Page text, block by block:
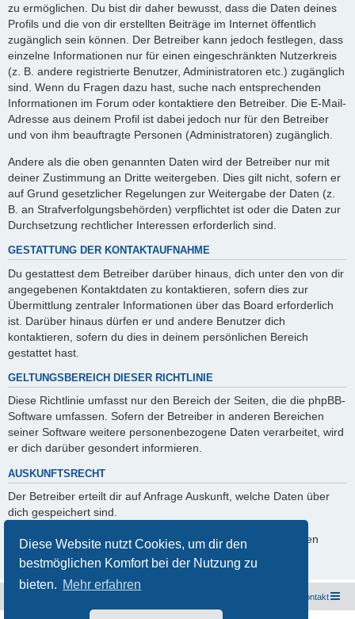
Diese Website nutzt Cookies, um dir den
bestmöglichen Komfort bei der Nutzung zu
bieten. Mehr erfahren
zu ermöglichen. Du bist dir daher bewusst, dass die Daten deines
Profils und die von dir erstellten Beiträge im Internet öffentlich
zugänglich sein können. Der Betreiber kann jedoch festlegen, dass
einzelne Informationen nur für einen eingeschränkten Nutzerkreis
(z. B. andere registrierte Benutzer, Administratoren etc.) zugänglich
sind. Wenn du Fragen dazu hast, suche nach entsprechenden
Informationen im Forum oder kontaktiere den Betreiber. Die E-Mail-
Adresse aus deinem Profil ist dabei jedoch nur für den Betreiber
und von ihm beauftragte Personen (Administratoren) zugänglich.
Andere als die oben genannten Daten wird der Betreiber nur mit
deiner Zustimmung an Dritte weitergeben. Dies gilt nicht, sofern er
auf Grund gesetzlicher Regelungen zur Weitergabe der Daten (z.
B. an Strafverfolgungsbehörden) verpflichtet ist oder die Daten zur
Durchsetzung rechtlicher Interessen erforderlich sind.
GESTATTUNG DER KONTAKTAUFNAHME
Du gestattest dem Betreiber darüber hinaus, dich unter den von dir
angegebenen Kontaktdaten zu kontaktieren, sofern dies zur
Übermittlung zentraler Informationen über das Board erforderlich
ist. Darüber hinaus dürfen er und andere Benutzer dich
kontaktieren, sofern du dies in deinem persönlichen Bereich
gestattet hast.
GELTUNGSBEREICH DIESER RICHTLINIE
Diese Richtlinie umfasst nur den Bereich der Seiten, die die phpBB-
Software umfassen. Sofern der Betreiber in anderen Bereichen
seiner Software weitere personenbezogene Daten verarbeitet, wird
er dich darüber gesondert informieren.
AUSKUNFTSRECHT
Der Betreiber erteilt dir auf Anfrage Auskunft, welche Daten über
dich gespeichert sind.
Du kannst jederzeit die Löschung bzw. Sperrung deiner Daten
verlangen. Kontaktiere hierzu bitte den Betreiber.
Kontakt